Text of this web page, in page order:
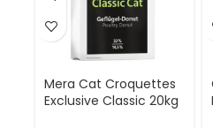
Mera Cat Croquettes
Exclusive Classic 20kg